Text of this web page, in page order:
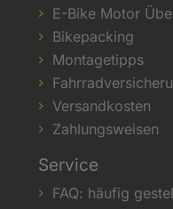
E-Bike Motor
Bikepacking
Montagetipps
Versandkosten
Zahlungsweisen
Service
FAQ: häufig